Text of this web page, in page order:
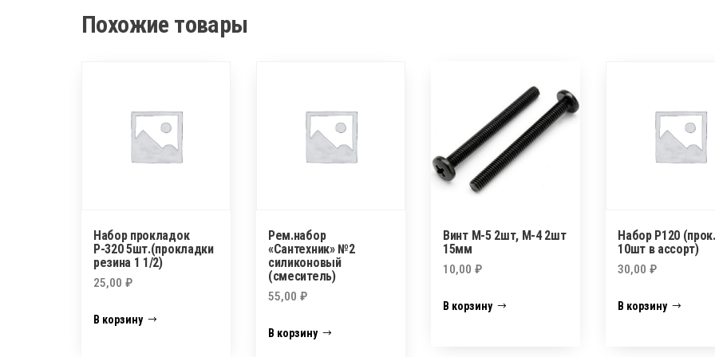
Похожие товары
Набор прокладок
Р-320 5шт.(прокладки
резина 1 1/2)
25,00 ₽
В корзину
Рем.набор
«Сантехник» №2
силиконовый
(смеситель)
55,00₽
В корзину
Винт М-5 2шт, М-4 2шт
15мм
10,00₽
В корзину
Набор P120
10шт в ассорт)
30,00₽
В корзину